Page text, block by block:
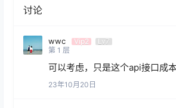
讨论
wwc Vip2
Lv7
第 1 层
可以考虑，只是这个api接口成
23年10月20日